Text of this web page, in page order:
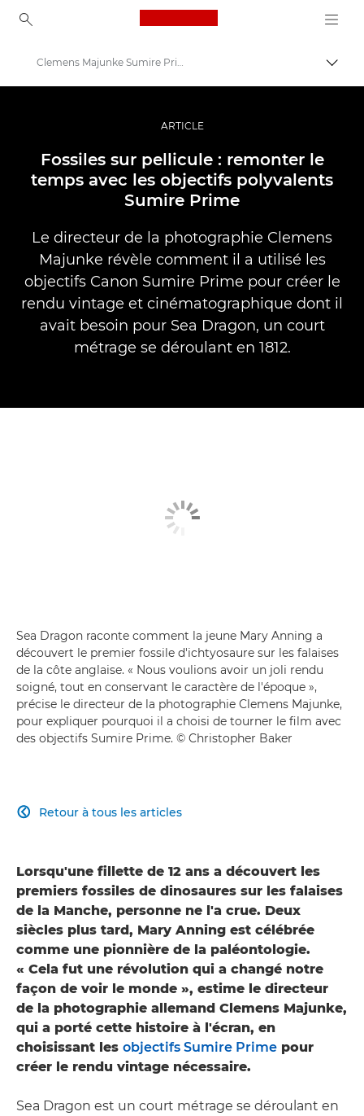
Canon Logo, back to
Vidéo et photographie professionnelles
Histoires
Clemens Majunke Sumire Primes
ARTICLE
Fossiles sur pellicule : remonter le
temps avec les objectifs polyvalents
Sumire Prime
Le directeur de la photographie Clemens
Majunke révèle comment il a utilisé les
objectifs Canon Sumire Prime pour créer le
rendu vintage et cinématographique dont il
avait besoin pour Sea Dragon, un court
métrage se déroulant en 1812.
Sea Dragon raconte comment la jeune Mary Anning a
découvert le premier fossile d'ichtyosaure sur les falaises
de la côte anglaise. « Nous voulions avoir un joli rendu
soigné, tout en conservant le caractère de l'époque »,
précise le directeur de la photographie Clemens Majunke,
pour expliquer pourquoi il a choisi de tourner le film avec
des objectifs Sumire Prime. © Christopher Baker
Retour à tous les articles

Lorsqu'une fillette de 12 ans a découvert les
premiers fossiles de dinosaures sur les falaises
de la Manche, personne ne l'a crue. Deux
siècles plus tard, Mary Anning est célébrée
comme une pionnière de la paléontologie.
« Cela fut une révolution qui a changé notre
façon de voir le monde », estime le directeur
de la photographie allemand Clemens Majunke,
qui a porté cette histoire à l'écran, en
choisissant les objectifs Sumire Prime pour
créer le rendu vintage nécessaire.
Sea Dragon est un court métrage se déroulant en